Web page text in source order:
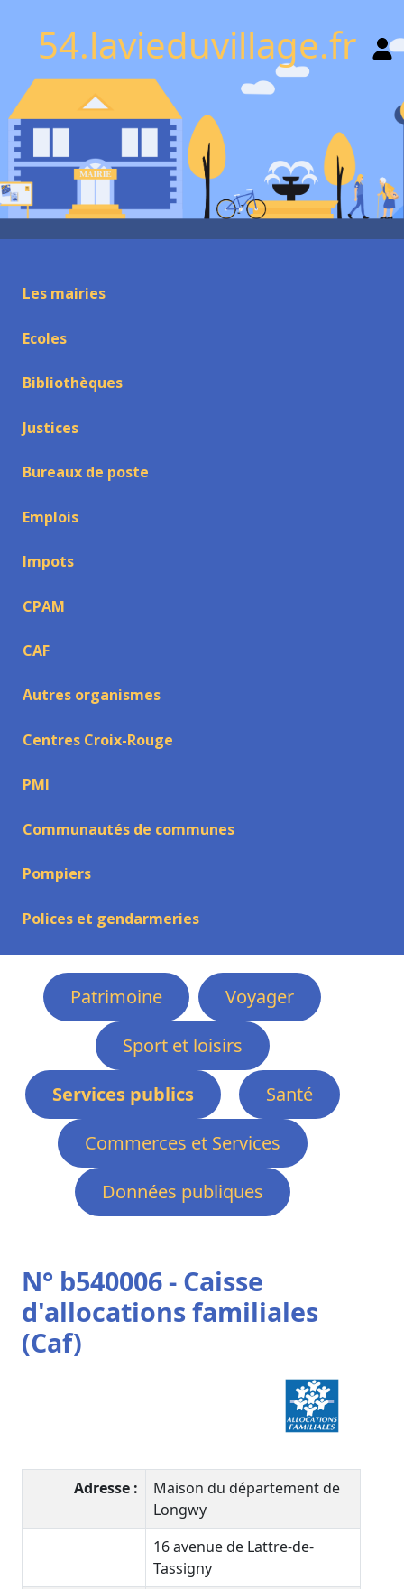
54.lavieduvillage.fr
Les mairies
Ecoles
Bibliothèques
Justices
Bureaux de poste
Emplois
Impots
CPAM
CAF
Autres organismes
Centres Croix-Rouge
PMI
Communautés de communes
Pompiers
Polices et gendarmeries
Patrimoine
Voyager
Sport et loisirs
Services publics
Santé
Commerces et Services
Données publiques
N° b540006 - Caisse
d'allocations familiales
(Caf)
Adresse :
Maison du département de
Longwy
16 avenue de Lattre-de-
Tassigny